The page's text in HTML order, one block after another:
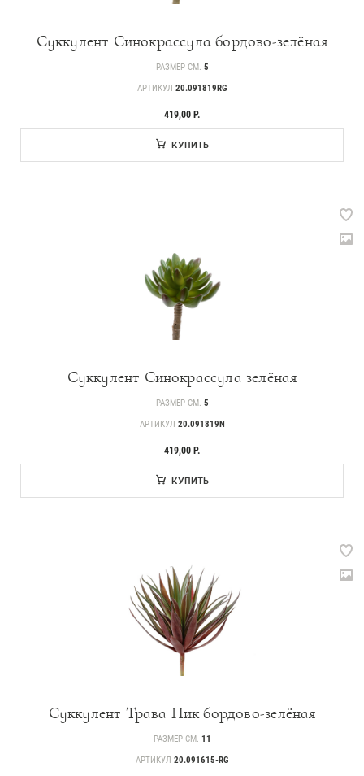
Суккулент Синокрассула бордово-зелёная
РАЗМЕР СМ. 5
АРТИКУЛ 20.091819RG
419,00 Р.
КУПИТЬ
Суккулент Синокрассула зелёная
РАЗМЕР СМ. 5
АРТИКУЛ 20.091819N
419,00 Р.
КУПИТЬ
Суккулент Трава Пик бордово-зелёная
РАЗМЕР СМ. 11
АРТИКУЛ 20.091615-RG
Каталог